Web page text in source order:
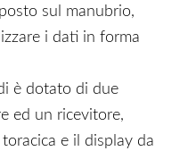
sul manubrio,
i dati in forma
è dotato di due
ed un ricevitore,
e il display da